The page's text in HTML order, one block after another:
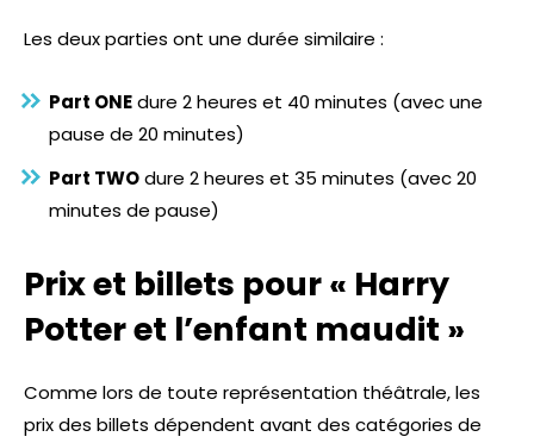
Les deux parties ont une durée similaire :
Part ONEdure 2 heures et 40 minutes (avec une
pause de 20 minutes)
Part TWOdure 2 heures et 35 minutes (avec 20
minutes de pause)
Prix et billets pour « Harry
Potter et l’enfant maudit »
Comme lors de toute représentation théâtrale, les
prix des billets dépendent avant des catégories de